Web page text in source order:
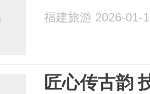
福建旅游 2026-01-
匠心传古韵